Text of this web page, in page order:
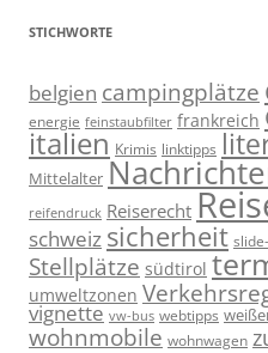
STICHWORTE
belgien campingplätze
energie feinstaubfilter frankreich
italien Krimis linktipps
Mittelalter
reifendruck Reiserecht
schweiz sicherheit
Stellplätze südtirol
umweltzonen
vignette vw-bus webtipps
wohnmobile wohnwagen